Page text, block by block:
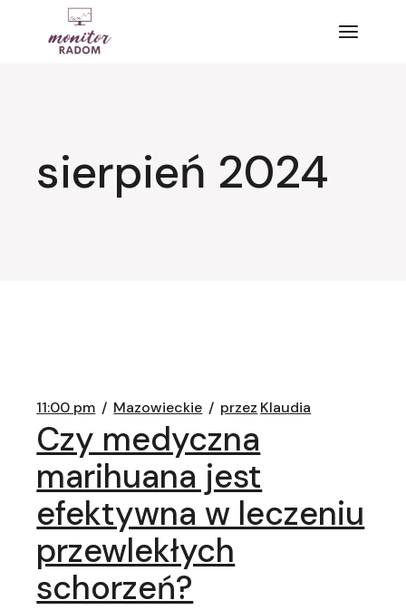
sierpień 2024
11:00 pm Mazowieckie przez Klaudia
Czy medyczna
marihuana jest
efektywna w leczeniu
przewlekłych
schorzeń?